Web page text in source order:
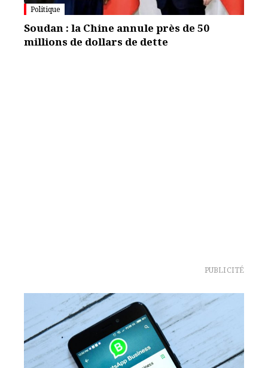
Politique
Soudan : la Chine annule près de 50
millions de dollars de dette
PUBLICITÉ